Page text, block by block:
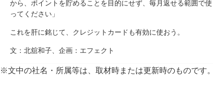
から、ポイントを貯めることを目的にせず、毎月返せる範囲で使
ってください」
これを肝に銘じて、クレジットカードも有効に使おう。
文：北舘和子、企画：エフェクト
※文中の社名・所属等は、取材時または更新時のものです。